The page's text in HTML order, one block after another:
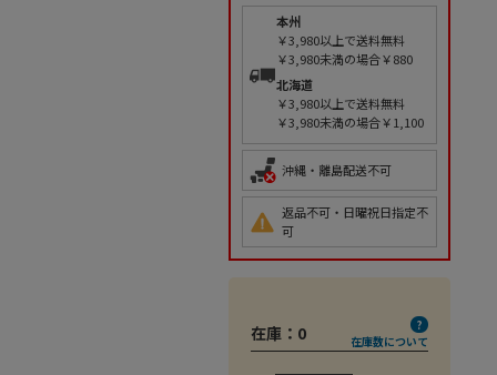
本州
￥3,980以上で送料無料
￥3,980未満の場合￥880
北海道
￥3,980以上で送料無料
￥3,980未満の場合￥1,100
沖縄・離島配送不可
返品不可・日曜祝日指定不
可
在庫： 0 在庫数について